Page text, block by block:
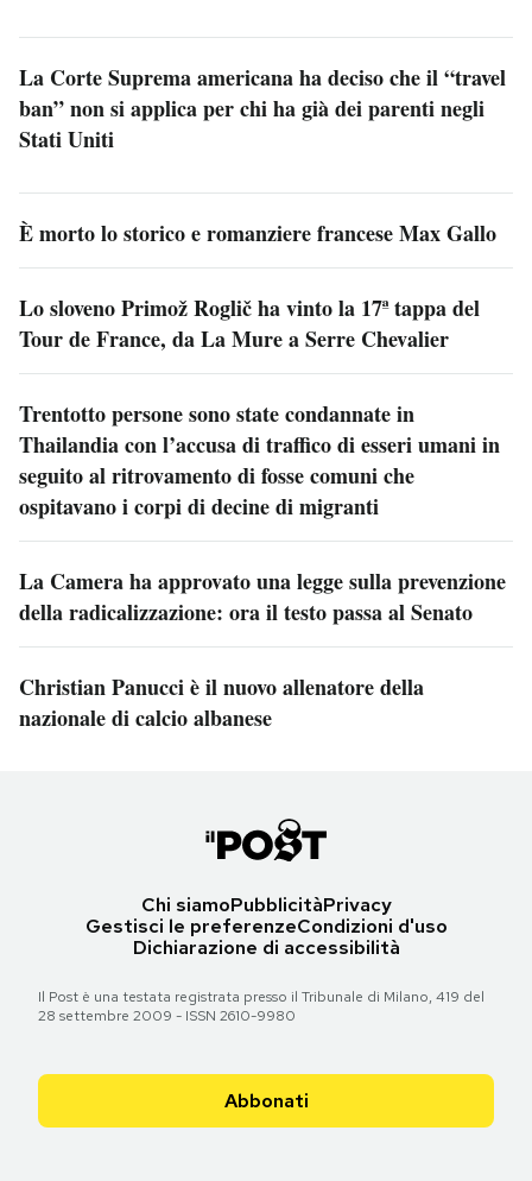
La Corte Suprema americana ha deciso che il “travel
ban” non si applica per chi ha già dei parenti negli
Stati Uniti
È morto lo storico e romanziere francese Max Gallo
Lo sloveno Primož Roglič ha vinto la 17ª tappa del
Tour de France, da La Mure a Serre Chevalier
Trentotto persone sono state condannate in
Thailandia con l’accusa di traffico di esseri umani in
seguito al ritrovamento di fosse comuni che
ospitavano i corpi di decine di migranti
La Camera ha approvato una legge sulla prevenzione
della radicalizzazione: ora il testo passa al Senato
Christian Panucci è il nuovo allenatore della
nazionale di calcio albanese
Chi siamoPubblicitàPrivacy
Gestisci le preferenzeCondizioni d'uso
Dichiarazione di accessibilità
Il Post è una testata registrata presso il Tribunale di Milano, 419 del
28 settembre 2009 - ISSN 2610-9980
Abbonati